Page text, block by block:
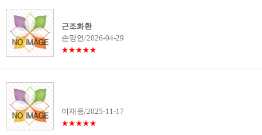
근조화환
손명연/2026-04-29
★★★★★
이재용/2025-11-17
★★★★★